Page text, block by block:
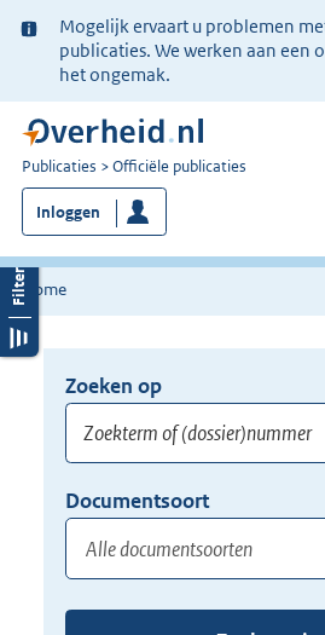
Ter
informatie:
Mogelijk ervaart u problemen
publicaties. We werken aan een
het ongemak.
U
bent
nu
hier:
Publicaties Officiële publicaties
Inloggen
Home
Opnieuw
zoeken:
Zoeken op
of
(dossier)nummer
hier
uw
zoekterm
of
Documentsoort